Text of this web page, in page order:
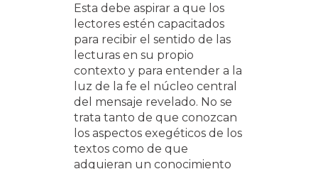
Esta debe aspirar a que los
lectores estén capacitados
para recibir el sentido de las
lecturas en su propio
contexto y para entender a la
luz de la fe el núcleo central
del mensaje revelado. No se
trata tanto de que conozcan
los aspectos exegéticos de los
textos como de que
adquieran un conocimiento